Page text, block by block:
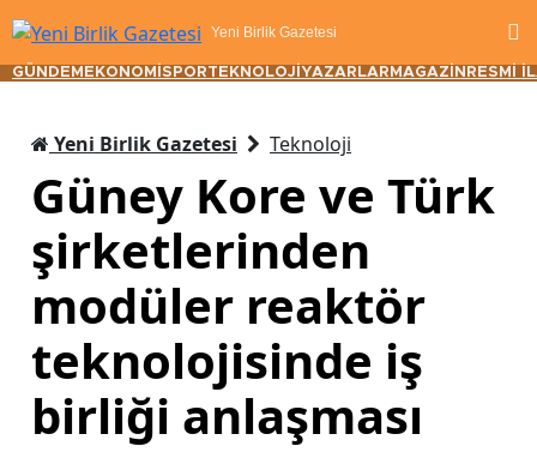
Yeni Birlik Gazetesi
GÜNDEM EKONOMİ SPORTEKNOLOJİ YAZARLAR MAGAZİN RESMİ
Yeni Birlik Gazetesi Teknoloji
Güney Kore ve Türk
şirketlerinden
modüler reaktör
teknolojisinde iş
birliği anlaşması